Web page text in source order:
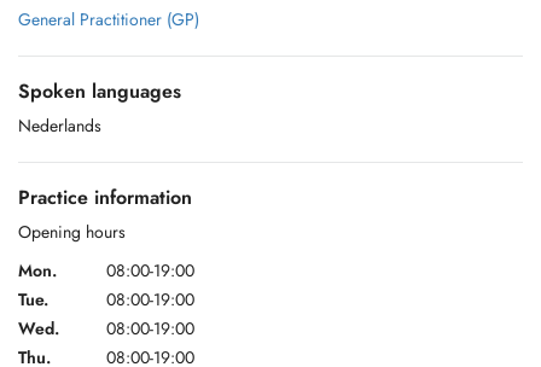
General Practitioner (GP)
Spoken languages
Nederlands
Practice information
Opening hours
Mon.
08:00-19:00
Tue.
08:00-19:00
Wed.
08:00-19:00
Thu.
08:00-19:00